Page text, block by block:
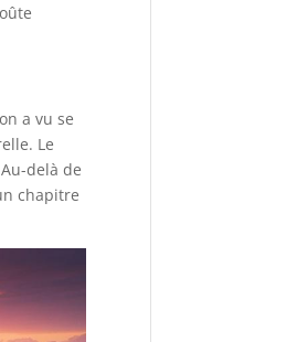
a vu se
Le
delà de
chapitre